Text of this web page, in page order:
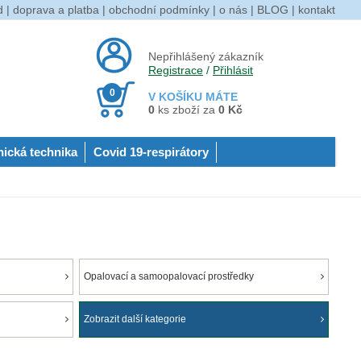
| doprava a platba | obchodní podmínky | o nás | BLOG | kontakt
Nepřihlášený zákazník
Registrace / Přihlásit
V KOŠÍKU MÁTE
0
0 ks zboží za 0 Kč
technika Covid 19-respirátory
Opalovací a samoopalovací prostředky
Zobrazit další kategorie